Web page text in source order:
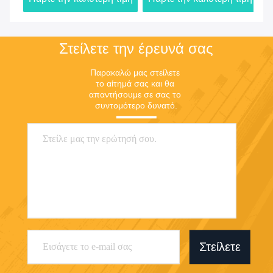
Ethernet
Στείλετε την έρευνά σας
Παρακαλώ μας στείλετε
το αίτημά σας και θα
απαντήσουμε σε σας το
συντομότερο δυνατό.
Στείλετε